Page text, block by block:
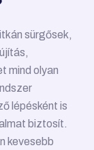
sürgősek,
mind olyan
lépésként is
biztosít.
kevesebb